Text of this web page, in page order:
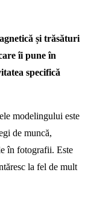
și trăsături
îi pune în
specifică
modelingului este
de muncă,
în fotografii. Este
la fel de mult